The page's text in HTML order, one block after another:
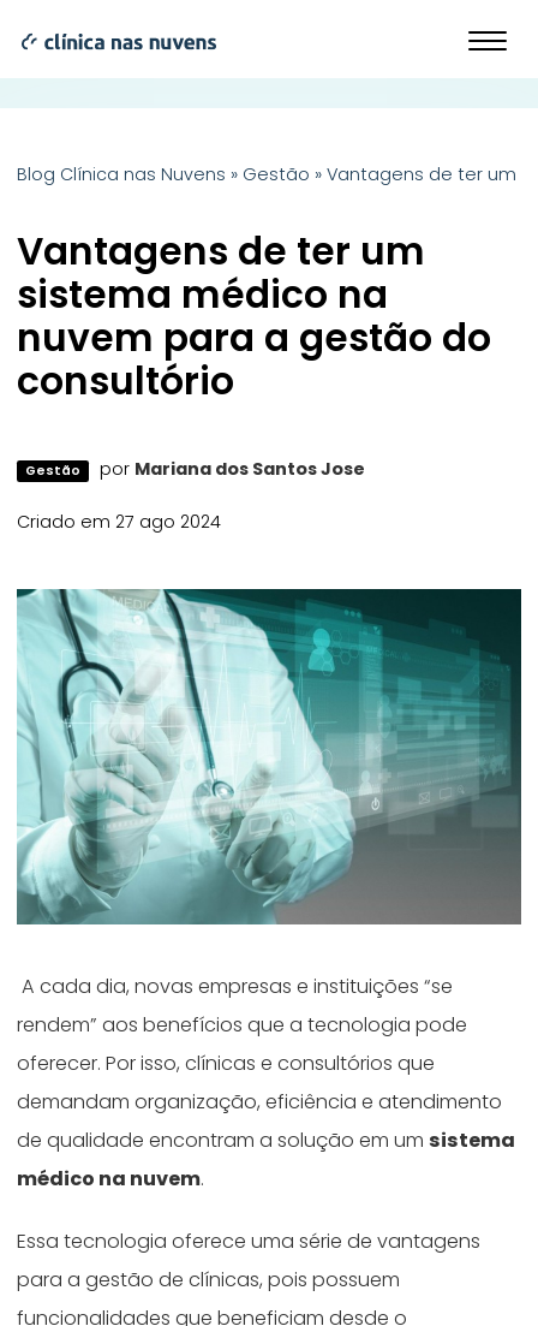
Blog Clínica nas Nuvens » Gestão »Vantagens de ter um
Vantagens de ter um
sistema médico na
nuvem para a gestão do
consultório
Gestão por Mariana dos Santos Jose
Criado em 27 ago 2024
A cada dia, novas empresas e instituições “se
rendem” aos benefícios que a tecnologia pode
oferecer. Por isso, clínicas e consultórios que
demandam organização, eficiência e atendimento
de qualidade encontram a solução em umsistema
médico na nuvem.
Essa tecnologia oferece uma série de vantagens
para a gestão de clínicas, pois possuem
funcionalidades que beneficiam desde o